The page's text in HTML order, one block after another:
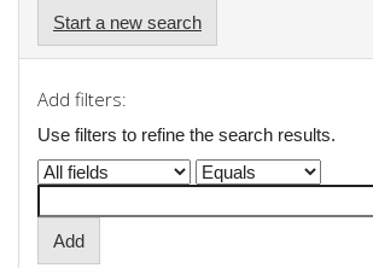
Start a new search
Add filters:
Use filters to refine the search results.